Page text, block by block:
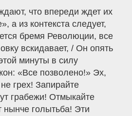
что впереди ждет их
а из контекста следует,
бремя Революции, все
вскидавает, / Он опять
минуты в силу
«Все позволено!» Эх,
грех! Запирайте
грабежи! Отмыкайте
нынче голытьба! Эти